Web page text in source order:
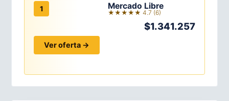
1 Mercado Libre
★★★★★ 4.7 (6)
$1.341.257
Ver oferta →